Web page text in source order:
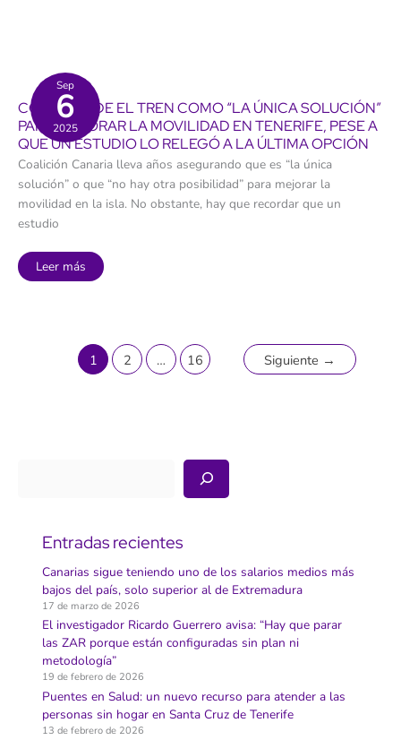
cada
cuatro
alcanzan
educación
superior,
lo
que
les
proporciona
mejor
salario
y
salud
Sep
6
2025
CC DEFIENDE EL TREN COMO “LA ÚNICA SOLUCIÓN”
PARA MEJORAR LA MOVILIDAD EN TENERIFE, PESE A
QUE UN ESTUDIO LO RELEGÓ A LA ÚLTIMA OPCIÓN
Coalición Canaria lleva años asegurando que es “la única
solución” o que “no hay otra posibilidad” para mejorar la
movilidad en la isla. No obstante, hay que recordar que un
estudio
CC
defiende
solución”
última
opción
Leer más
1 2 … 16 Siguiente →
Entradas recientes
Canarias sigue teniendo uno de los salarios medios más
bajos del país, solo superior al de Extremadura
17 de marzo de 2026
El investigador Ricardo Guerrero avisa: “Hay que parar
las ZAR porque están configuradas sin plan ni
metodología”
19 de febrero de 2026
Puentes en Salud: un nuevo recurso para atender a las
personas sin hogar en Santa Cruz de Tenerife
13 de febrero de 2026